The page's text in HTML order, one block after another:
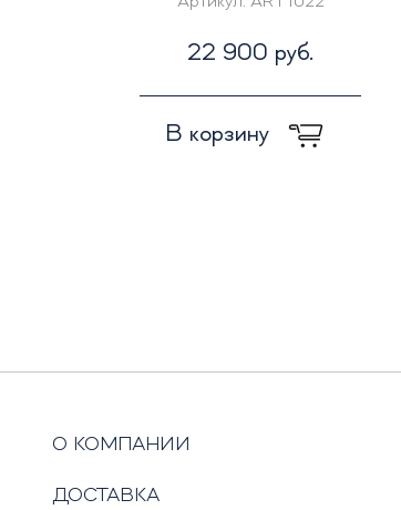
22 900 руб.
В корзину
О КОМПАНИИ
ДОСТАВКА